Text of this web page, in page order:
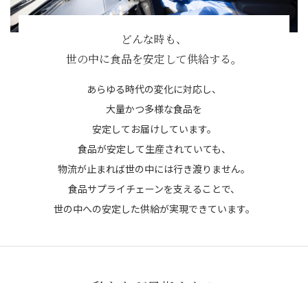
どんな時も、
世の中に食品を安定して供給する。
あらゆる時代の変化に対応し、
大量かつ多様な食品を
安定してお届けしています。
食品が安定して生産されていても、
物流が止まれば世の中には行き渡りません。
食品サプライチェーンを支えることで、
世の中への安定した供給が実現できています。